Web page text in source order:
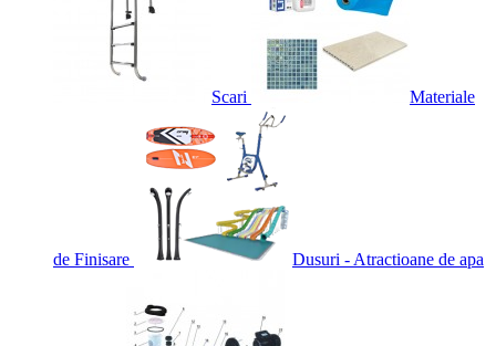
Scari Materiale
de Finisare Dusuri - Atractioane de apa